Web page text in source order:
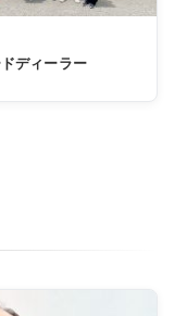
ディーラー